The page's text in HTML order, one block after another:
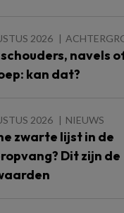
2026
navels
kan dat?
2026 NIEUWS
zwarte lijst in de
Dit zijn de